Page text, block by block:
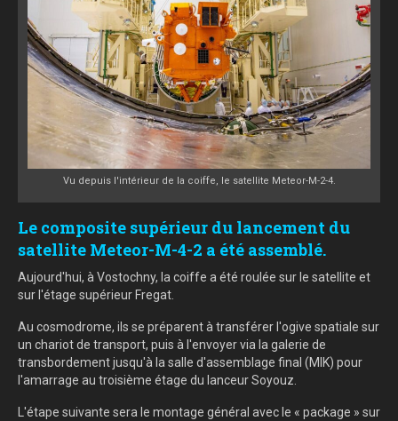
Vu depuis l'intérieur de la coiffe, le satellite Meteor-M-2-4.
Le composite supérieur du lancement du
satellite Meteor-M-4-2 a été assemblé.
Aujourd'hui, à Vostochny, la coiffe a été roulée sur le satellite et
sur l'étage supérieur Fregat.
Au cosmodrome, ils se préparent à transférer l'ogive spatiale sur
un chariot de transport, puis à l'envoyer via la galerie de
transbordement jusqu'à la salle d'assemblage final (MIK) pour
l'amarrage au troisième étage du lanceur Soyouz.
L'étape suivante sera le montage général avec le « package » sur